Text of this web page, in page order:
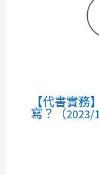
【代書實務
寫？（2023/